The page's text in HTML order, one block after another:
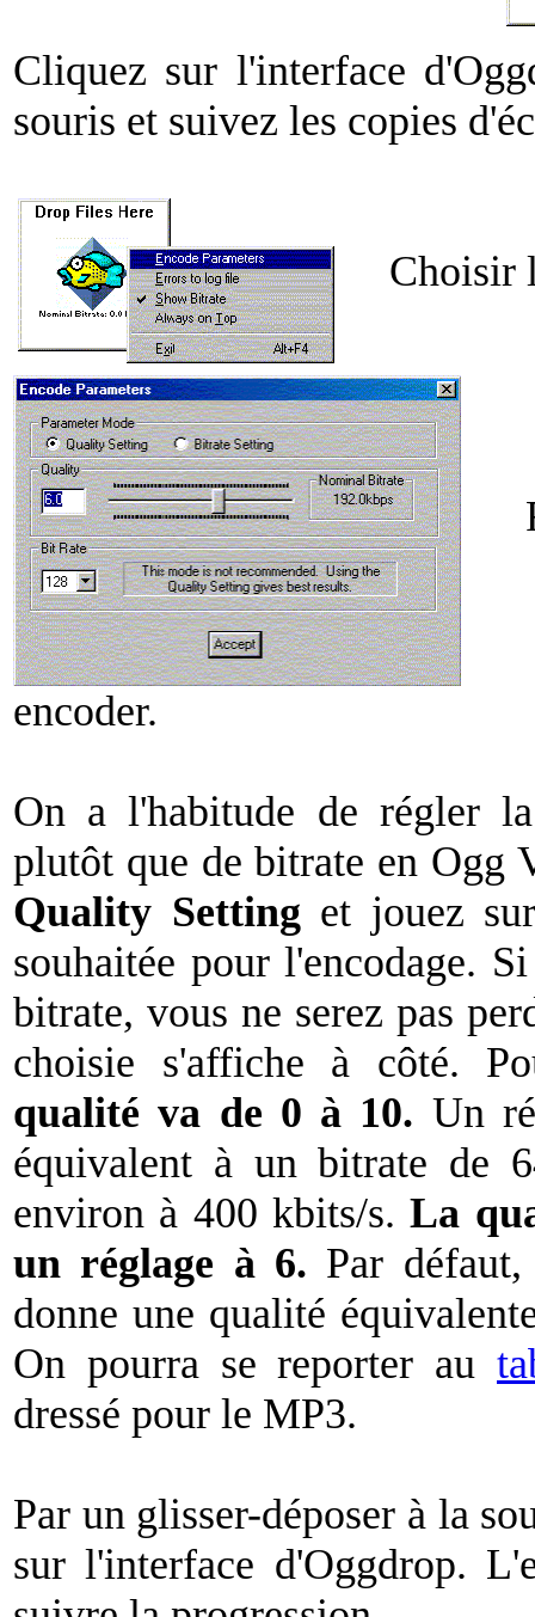
Cliquez sur l'interface
souris et suivez les copies
Choisir
encoder.
On a l'habitude de régler
plutôt que de bitrate en Ogg
Quality Settinget jouez
souhaitée pour l'encodage.
bitrate, vous ne serez pas
choisie s'affiche à côté.
qualité va de 0 à 10. Un
équivalent à un bitrate de
environ à 400 kbits/s.La
un réglage à 6. Par
donne une qualité
On pourra se reporter au
dressé pour le MP3.
Par un glisser-déposer à la
sur l'interface d'Oggdrop.